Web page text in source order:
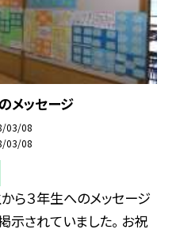
メッセージ
03/08
03/08
から３年生へのメッセージ
示されていました。 お祝